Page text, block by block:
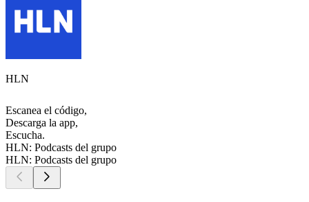
HLN
Escanea el código,
Descarga la app,
Escucha.
HLN: Podcasts del grupo
HLN: Podcasts del grupo